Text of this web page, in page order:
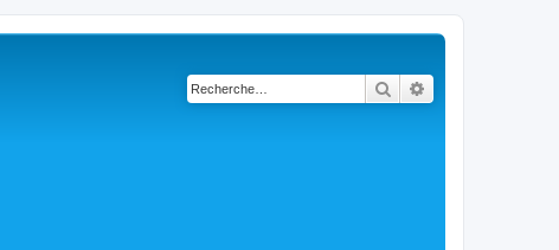
Rechercher